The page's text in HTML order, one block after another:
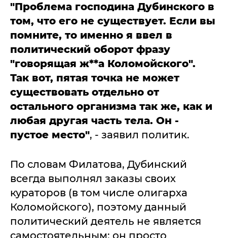
"Проблема господина Дубинского в
том, что его не существует. Если вы
помните, то именно я ввел в
политический оборот фразу
"говорящая ж**а Коломойского".
Так вот, пятая точка не может
существовать отдельно от
остального организма так же, как и
любая другая часть тела. Он -
пустое место", - заявил политик.
По словам Филатова, Дубинский
всегда выполнял заказы своих
кураторов (в том числе олигарха
Коломойского), поэтому данный
политический деятель не является
самостоятельным: он просто